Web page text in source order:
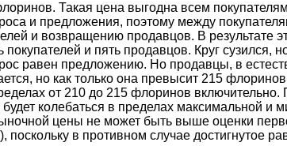
Такая цена выгодна всем
и предложения, поэтому между
и возвращению продавцов. В результате
и пять продавцов. Круг сузился,
равен предложению. Но продавцы, в
но как только она превысит 215
от 210 до 215 флоринов включительно.
колебаться в пределах максимальной и
цены не может быть выше оценки
в противном случае достигнутое